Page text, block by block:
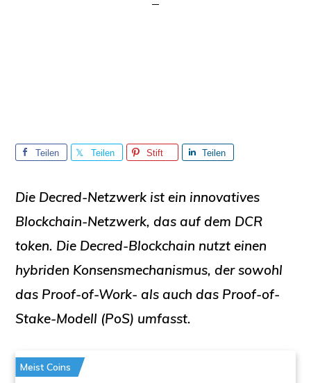
Teilen
Teilen
Stift
Teilen
Die Decred-Netzwerk ist ein innovatives
Blockchain-Netzwerk, das auf dem DCR
token. Die Decred-Blockchain nutzt einen
hybriden Konsensmechanismus, der sowohl
das Proof-of-Work- als auch das Proof-of-
Stake-Modell (PoS) umfasst.
Meist Coins